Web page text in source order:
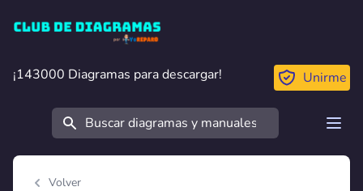
Club de Diagramas
¡143000 Diagramas para descargar!
¡143000 Diagramas para descargar! Unirme
Buscar
Volver